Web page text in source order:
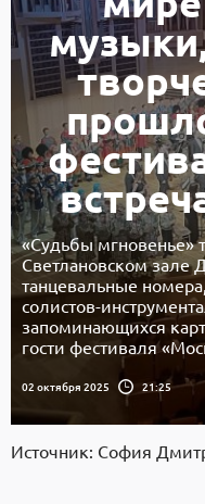
«Судьбы мгновенье»
Светлановском зале
танцевальные
солистов-
запоминающихся
гости фестиваля
02 октября 2025 21:25
Источник: София